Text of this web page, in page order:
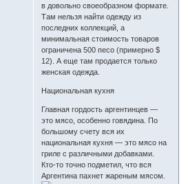
в довольно своеобразном формате.
Там нельзя найти одежду из
последних коллекций, а
минимальная стоимость товаров
ограничена 500 песо (примерно $
12). А еще там продается только
женская одежда.
Национальная кухня
Главная гордость аргентинцев —
это мясо, особенно говядина. По
большому счету вся их
национальная кухня — это мясо на
гриле с различными добавками.
Кто-то точно подметил, что вся
Аргентина пахнет жареным мясом.